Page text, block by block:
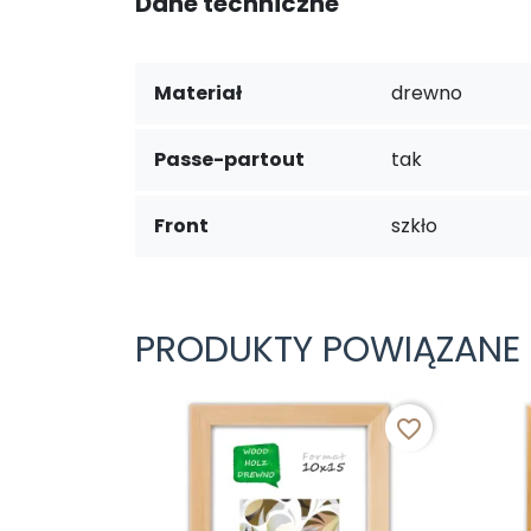
Materiał drewno
Passe-partout tak
Front szkło
PRODUKTY POWIĄZANE
favorite_border